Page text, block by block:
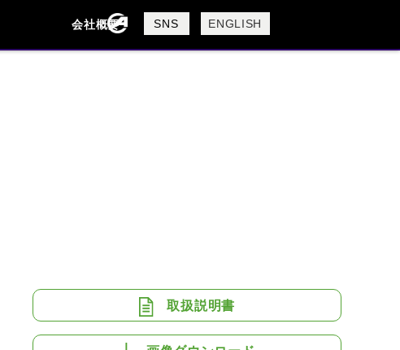
会社概要
会社概要
採用情報
SNS ENGLISH
取扱説明書